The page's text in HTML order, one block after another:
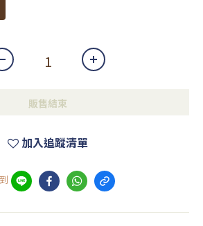
販售結束
加入追蹤清單